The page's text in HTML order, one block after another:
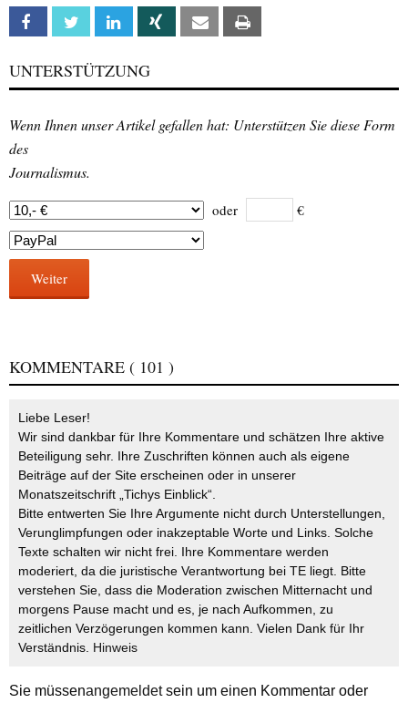
Facebook Twitter Linkedin Xing Email
UNTERSTÜTZUNG
Wenn Ihnen unser Artikel gefallen hat: Unterstützen Sie diese Form
des
Journalismus.
oder €
Weiter
KOMMENTARE ( 101 )
Liebe Leser!
Wir sind dankbar für Ihre Kommentare und schätzen Ihre aktive
Beteiligung sehr. Ihre Zuschriften können auch als eigene
Beiträge auf der Site erscheinen oder in unserer
Monatszeitschrift „Tichys Einblick“.
Bitte entwerten Sie Ihre Argumente nicht durch Unterstellungen,
Verunglimpfungen oder inakzeptable Worte und Links. Solche
Texte schalten wir nicht frei. Ihre Kommentare werden
moderiert, da die juristische Verantwortung bei TE liegt. Bitte
verstehen Sie, dass die Moderation zwischen Mitternacht und
morgens Pause macht und es, je nach Aufkommen, zu
zeitlichen Verzögerungen kommen kann. Vielen Dank für Ihr
Verständnis. Hinweis
Sie müssenangemeldetsein um einen Kommentar oder